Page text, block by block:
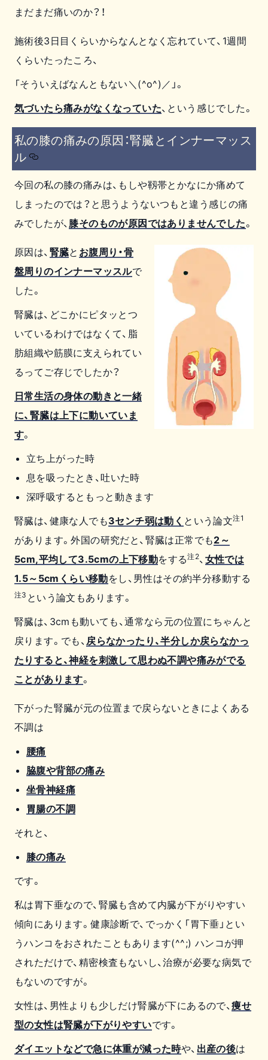
まだまだ痛いのか？！
施術後3日目くらいからなんとなく忘れていて、1週間
くらいたったころ、
「そういえばなんともない＼(^o^)／」。
気づいたら痛みがなくなっていた、という感じでした。
私の膝の痛みの原因：腎臓とインナーマッス
ル
今回の私の膝の痛みは、もしや靱帯とかなにか痛めて
しまったのでは？と思うようないつもと違う感じの痛
みでしたが、 膝そのものが原因ではありませんでした。
原因は、 腎臓と お腹周り・骨
盤周りのインナーマッスルで
した。
腎臓は、どこかにピタッとつ
いているわけではなくて、脂
肪組織や筋膜に支えられてい
るってご存じでしたか？
日常生活の身体の動きと一緒
に、腎臓は上下に動いていま
す。
立ち上がった時
息を吸ったとき、吐いた時
深呼吸するともっと動きます
腎臓は、健康な人でも3センチ弱は動く という論文注1
があります。外国の研究だと、腎臓は正常でも2～
5cm,平均して3.5cmの上下移動をする注2、 女性では
1.5～5cmくらい移動をし、男性はその約半分移動する
注3 という論文もあります。
腎臓は、3cmも動いても、通常なら元の位置にちゃんと
戻ります。でも、 戻らなかったり、半分しか戻らなかっ
たりすると、神経を刺激して思わぬ不調や痛みがでる
ことがあります。
下がった腎臓が元の位置まで戻らないときによくある
不調は
腰痛
脇腹や背部の痛み
坐骨神経痛
胃腸の不調
それと、
膝の痛み
です。
私は胃下垂なので、腎臓も含めて内臓が下がりやすい
傾向にあります。健康診断で、でっかく「胃下垂」とい
うハンコをおされたこともあります(^^;) ハンコが押
されただけで、精密検査もないし、治療が必要な病気で
もないのですが。
女性は、男性よりも少しだけ腎臓が下にあるので、痩せ
型の女性は腎臓が下がりやすいです。
ダイエットなどで急に体重が減った時や、 出産の後は